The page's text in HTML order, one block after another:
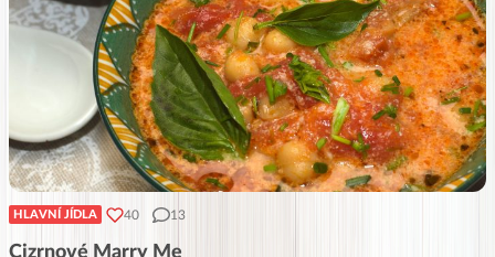
HLAVNÍ JÍDLA 40 13
Cizrnové Marry Me